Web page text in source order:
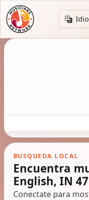
BUSQUEDA LOCAL
Encuentra
English, IN
Conectate para